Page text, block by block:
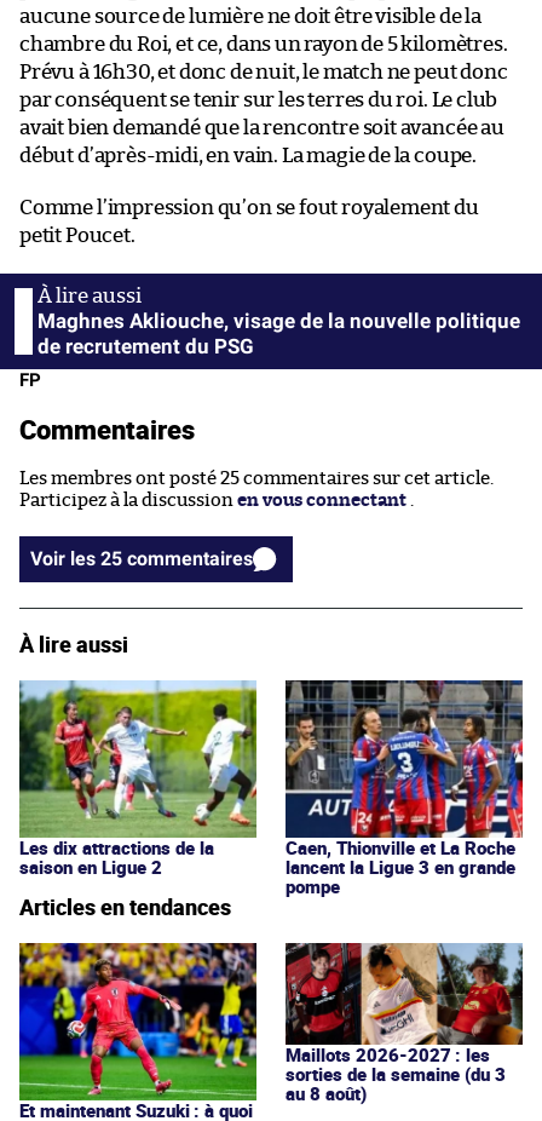
aucune source de lumière ne doit être visible de la
chambre du Roi, et ce, dans un rayon de 5 kilomètres.
Prévu à 16h30, et donc de nuit, le match ne peut donc
par conséquent se tenir sur les terres du roi. Le club
avait bien demandé que la rencontre soit avancée au
début d’après-midi, en vain. La magie de la coupe.
Comme l’impression qu’on se fout royalement du
petit Poucet.
Maghnes Akliouche, visage de la nouvelle politique
de recrutement du PSG
FP
Commentaires
Les membres ont posté 25 commentaires sur cet article.
Participez à la discussion en vous connectant
Voir les 25 commentaires
À lire aussi
Les dix attractions de la
saison en Ligue 2
Caen, Thionville et La Roche
lancent la Ligue 3 en grande
pompe
Articles en tendances
Et maintenant Suzuki : à quoi
Maillots 2026-2027 : les
sorties de la semaine (du 3
au 8 août)